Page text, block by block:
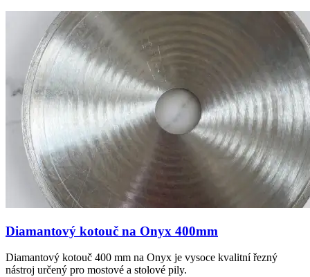
Diamantový kotouč na Onyx 400mm
Diamantový kotouč 400 mm na Onyx je vysoce kvalitní řezný
nástroj určený pro mostové a stolové pily.